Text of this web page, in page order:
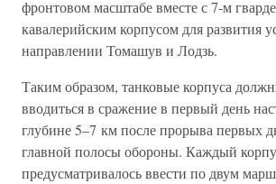
фронтовом масштабе вместе с 7-м
кавалерийским корпусом для развития
направлении Томашув и Лодзь.
Таким образом, танковые корпуса
вводиться в сражение в первый день
глубине 5–7 км после прорыва первых
главной полосы обороны. Каждый
предусматривалось ввести по двум